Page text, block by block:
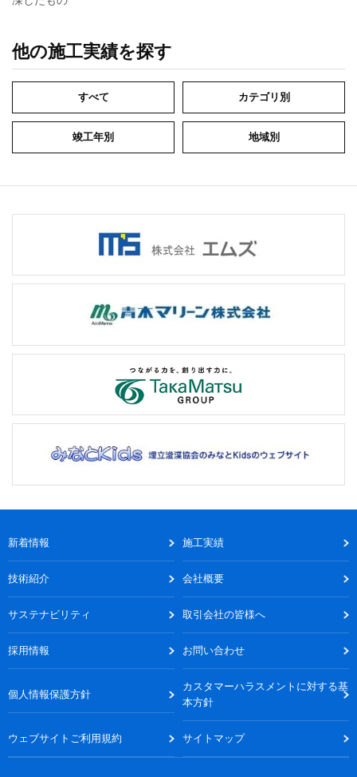
他の施工実績を探す
すべて カテゴリ別
竣工年別 地域別
新着情報 施工実績
技術紹介 会社概要
サステナビリティ 取引会社の皆様へ
採用情報 お問い合わせ
個人情報保護方針
カスタマーハラスメントに対する基
本方針
ウェブサイトご利用規約 サイトマップ